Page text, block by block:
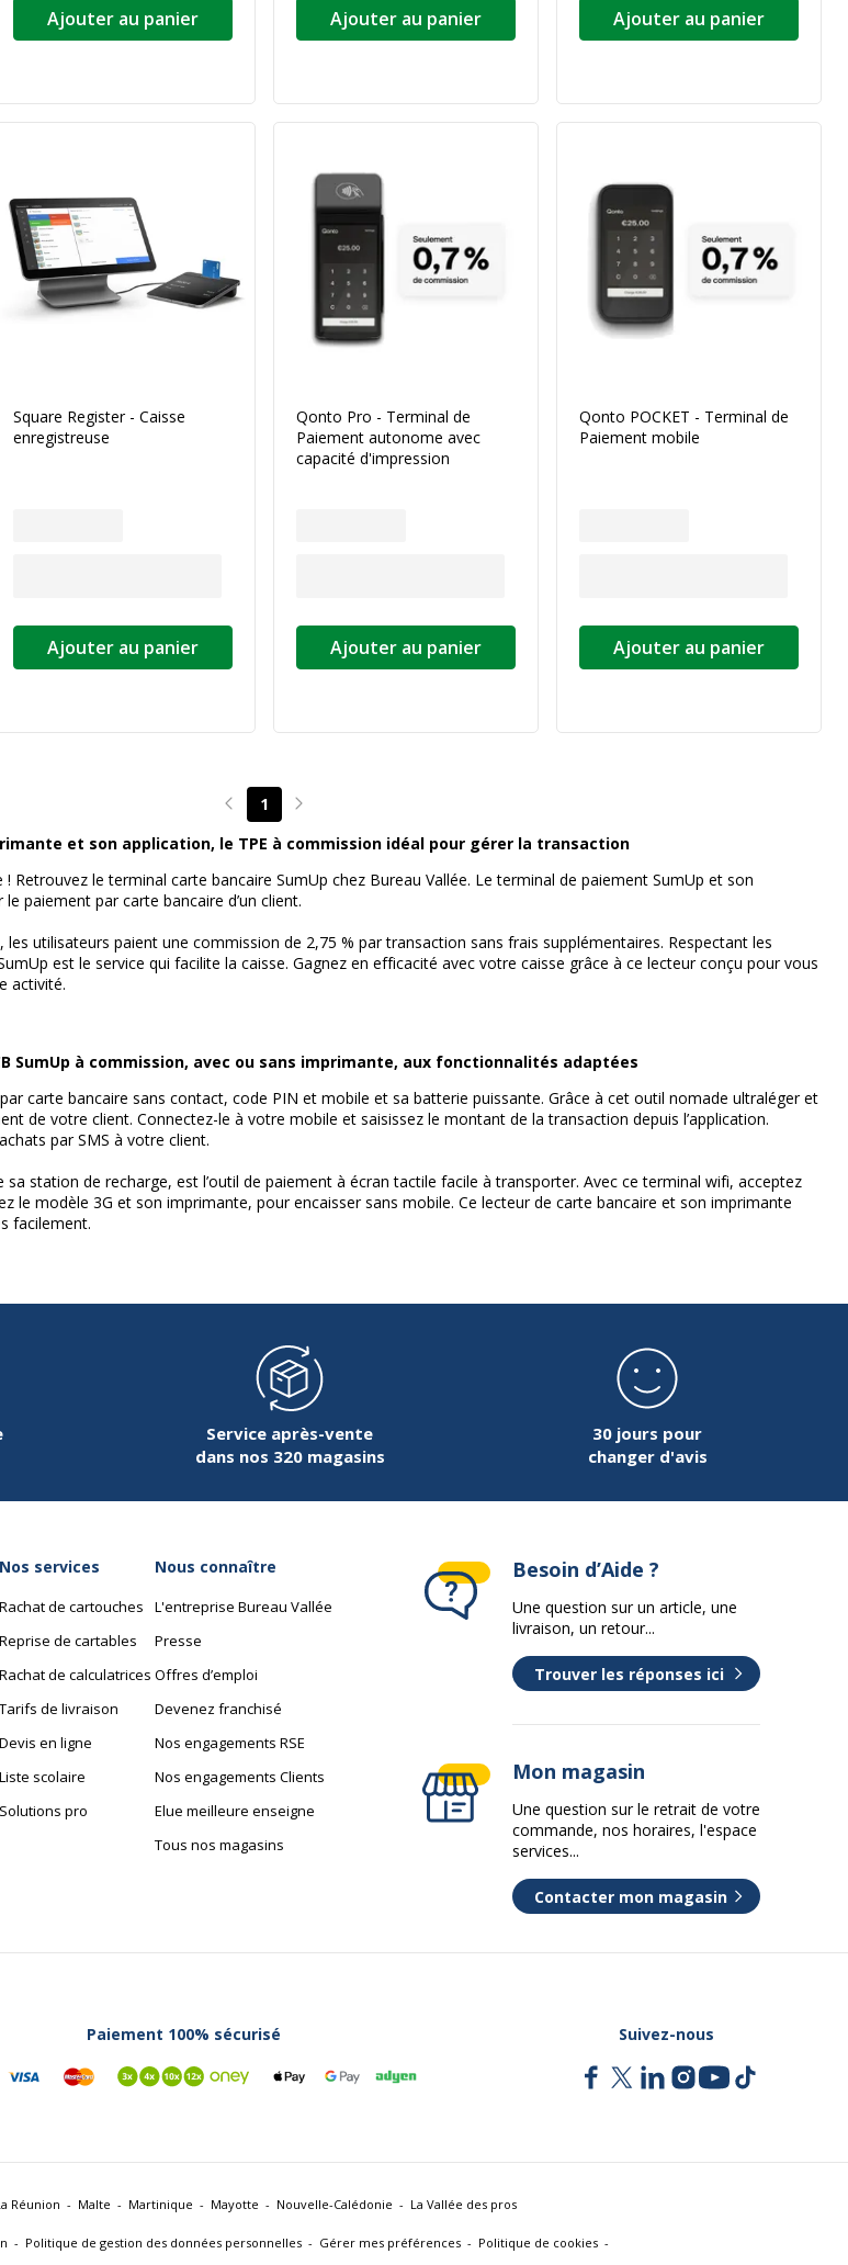
Ajouter au panier Ajouter au panier Ajouter au panier
Square Register - Caisse
enregistreuse
Ajouter au panier
Qonto Pro - Terminal de
Paiement autonome avec
capacité d'impression
Ajouter au panier
Qonto POCKET - Terminal de
Paiement mobile
Ajouter au panier
Page précédente
1
Page suivante
et son application, le TPE à commission idéal pour gérer la transaction
Retrouvez le terminal carte bancaire SumUp chez Bureau Vallée. Le terminal de paiement SumUp et son
paiement par carte bancaire d’un client.
les utilisateurs paient une commission de 2,75 % par transaction sans frais supplémentaires. Respectant les
est le service qui facilite la caisse. Gagnez en efficacité avec votre caisse grâce à ce lecteur conçu pour vous
activité.
SumUp à commission, avec ou sans imprimante, aux fonctionnalités adaptées
carte bancaire sans contact, code PIN et mobile et sa batterie puissante. Grâce à cet outil nomade ultraléger et
de votre client. Connectez-le à votre mobile et saisissez le montant de la transaction depuis l’application.
par SMS à votre client.
station de recharge, est l’outil de paiement à écran tactile facile à transporter. Avec ce terminal wifi, acceptez
le modèle 3G et son imprimante, pour encaisser sans mobile. Ce lecteur de carte bancaire et son imprimante
facilement.
Service après-vente
dans nos 320 magasins
30 jours pour
changer d'avis
Nos services
Rachat de cartouches
Reprise de cartables
Rachat de calculatrices
Tarifs de livraison
Devis en ligne
Liste scolaire
Solutions pro
Nous connaître
L'entreprise Bureau Vallée
Presse
Offres d’emploi
Devenez franchisé
Nos engagements RSE
Nos engagements Clients
Elue meilleure enseigne
Tous nos magasins
Besoin d’Aide ?
Une question sur un article, une
livraison, un retour...
Trouver les réponses ici
Mon magasin
Une question sur le retrait de votre
commande, nos horaires, l'espace
services...
Contacter mon magasin
Paiement 100% sécurisé Suivez-nous
Réunion Malte Martinique Mayotte Nouvelle-Calédonie La Vallée des pros
Politique de gestion des données personnelles Gérer mes préférences
Politique de cookies